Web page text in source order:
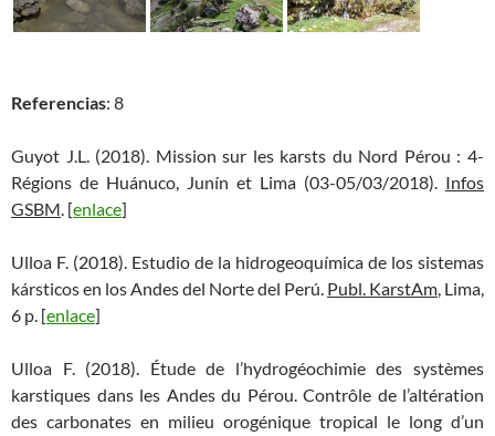
Referencias: 8
Guyot J.L. (2018). Mission sur les karsts du Nord Pérou : 4-
Régions de Huánuco, Junín et Lima (03-05/03/2018). Infos
GSBM. [enlace]
Ulloa F. (2018). Estudio de la hidrogeoquímica de los sistemas
kársticos en los Andes del Norte del Perú. Publ. KarstAm, Lima,
6 p. [enlace]
Ulloa F. (2018). Étude de l’hydrogéochimie des systèmes
karstiques dans les Andes du Pérou. Contrôle de l’altération
des carbonates en milieu orogénique tropical le long d’un